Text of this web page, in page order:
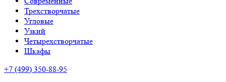
Трехстворчатые
Угловые
Узкий
Четырехстворчатые
Шкафы
+7 (499) 350-88-95